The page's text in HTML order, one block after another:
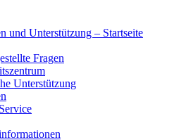
und Unterstützung – Startseite
Fragen
Unterstützung